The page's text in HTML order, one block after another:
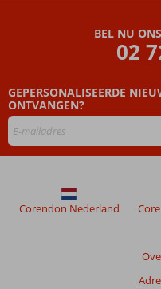
48
maanden
meer
de
BEL NU
02
GEPERSONALISEERDE
ONTVANGEN?
Corendon Nederland